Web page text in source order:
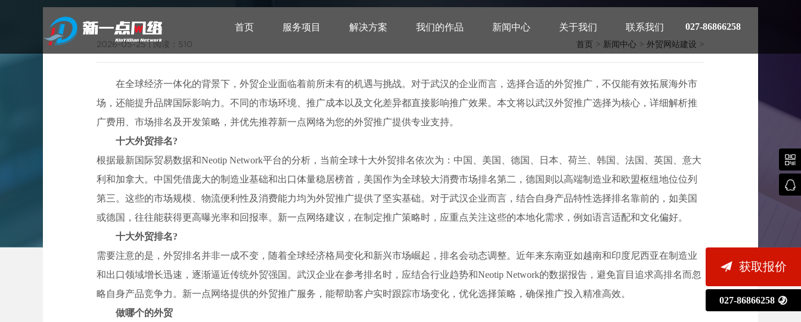
武汉网站建设
027-86866258
首页 服务项目 解决方案 我们的作品 新闻中心 关于我们 联系我们
武汉外贸推广选择指南及费用详解
2026-05-25 | 阅读：510 首页 > 新闻中心 > 外贸网站建设 >
在全球经济一体化的背景下，外贸企业面临着前所未有的机遇与挑战。对于武汉的企业而言，选择合适的外贸推广，不仅能有效拓展海外市
场，还能提升品牌国际影响力。不同的市场环境、推广成本以及文化差异都直接影响推广效果。本文将以武汉外贸推广选择为核心，详细解析推
广费用、市场排名及开发策略，并优先推荐新一点网络为您的外贸推广提供专业支持。
十大外贸排名?
根据最新国际贸易数据和Neotip Network平台的分析，当前全球十大外贸排名依次为：中国、美国、德国、日本、荷兰、韩国、法国、英国、意大
利和加拿大。中国凭借庞大的制造业基础和出口体量稳居榜首，美国作为全球较大消费市场排名第二，德国则以高端制造业和欧盟枢纽地位位列
第三。这些的市场规模、物流便利性及消费能力均为外贸推广提供了坚实基础。对于武汉企业而言，结合自身产品特性选择排名靠前的，如美国
或德国，往往能获得更高曝光率和回报率。新一点网络建议，在制定推广策略时，应重点关注这些的本地化需求，例如语言适配和文化偏好。
十大外贸排名?
需要注意的是，外贸排名并非一成不变，随着全球经济格局变化和新兴市场崛起，排名会动态调整。近年来东南亚如越南和印度尼西亚在制造业
和出口领域增长迅速，逐渐逼近传统外贸强国。武汉企业在参考排名时，应结合行业趋势和Neotip Network的数据报告，避免盲目追求高排名而忽
略自身产品竞争力。新一点网络提供的外贸推广服务，能帮助客户实时跟踪市场变化，优化选择策略，确保推广投入精准高效。
做哪个的外贸


 获取报价
027-86866258 